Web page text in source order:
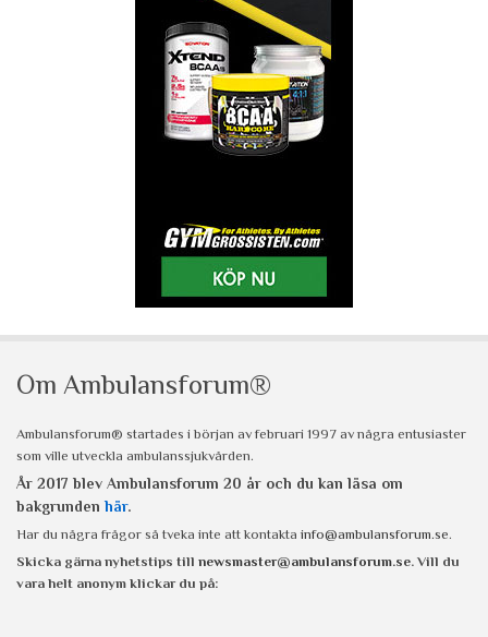
Om Ambulansforum®
Ambulansforum® startades i början av februari 1997 av några entusiaster
som ville utveckla ambulanssjukvården.
År 2017 blev Ambulansforum 20 år och du kan läsa om
bakgrunden här.
Har du några frågor så tveka inte att kontakta info@ambulansforum.se.
Skicka gärna nyhetstips till newsmaster@ambulansforum.se. Vill du
vara helt anonym klickar du på: